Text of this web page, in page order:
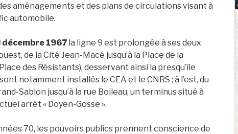
aménagements et des plans de circulations visant à
automobile.
décembre 1967 la ligne 9 est prolongée à ses deux
de la Cité Jean-Macé jusqu’à la Place de la
des Résistants), desservant ainsi la presqu’île
notamment installés le CEA et le CNRS ; à l’est, du
Sablon jusqu’à la rue Boileau, un terminus situé à
arrêt « Doyen-Gosse ».
70, les pouvoirs publics prennent conscience de